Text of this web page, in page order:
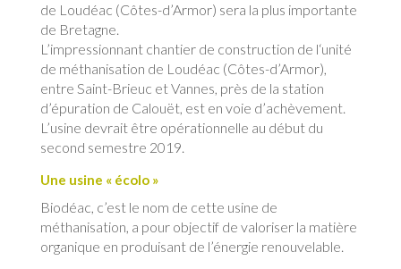
de Loudéac (Côtes-d’Armor) sera la plus importante
de Bretagne.
L’impressionnant chantier de construction de l‘unité
de méthanisation de Loudéac (Côtes-d’Armor),
entre Saint-Brieuc et Vannes, près de la station
d’épuration de Calouët, est en voie d’achèvement.
L’usine devrait être opérationnelle au début du
second semestre 2019.
Une usine « écolo »
Biodéac, c’est le nom de cette usine de
méthanisation, a pour objectif de valoriser la matière
organique en produisant de l’énergie renouvelable.